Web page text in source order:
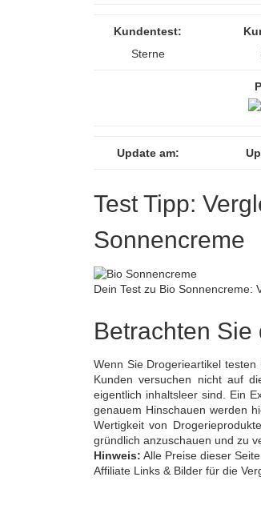
Kundentest:
Sterne
Update am:
Test Tipp:
Sonnencreme
Dein Test zu Bio Sonnencreme:
Betrachten Sie
Wenn Sie Drogerieartikel
Kunden versuchen nicht auf
eigentlich inhaltsleer sind. Ein
genauem Hinschauen werden
Wertigkeit von
gründlich anzuschauen und zu
Hinweis: Alle Preise dieser
Affiliate Links & Bilder für die